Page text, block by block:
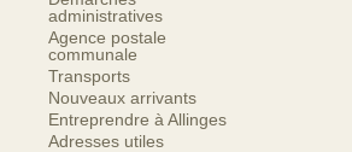
administratives
Agence postale
communale
Transports
Nouveaux arrivants
Entreprendre à Allinges
Adresses utiles